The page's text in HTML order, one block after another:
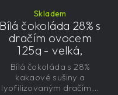
Skladem
Bílá čokoláda 28% s
dračím ovocem
125g - velká,
řemeslná,
exkluzivní, dárková
Bílá čokoláda s 28%
kakaové sušiny a
lyofilizovaným dračím...